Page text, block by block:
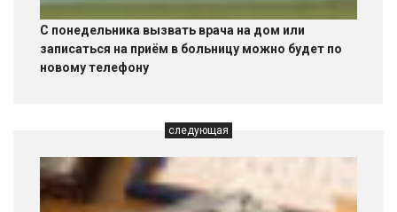
С понедельника вызвать врача на дом или
записаться на приём в больницу можно будет по
новому телефону
следующая